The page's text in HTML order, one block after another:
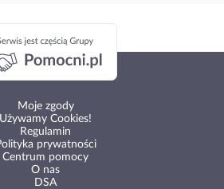
Moje zgody
Używamy Cookies!
Regulamin
prywatności
Centrum pomocy
O nas
DSA